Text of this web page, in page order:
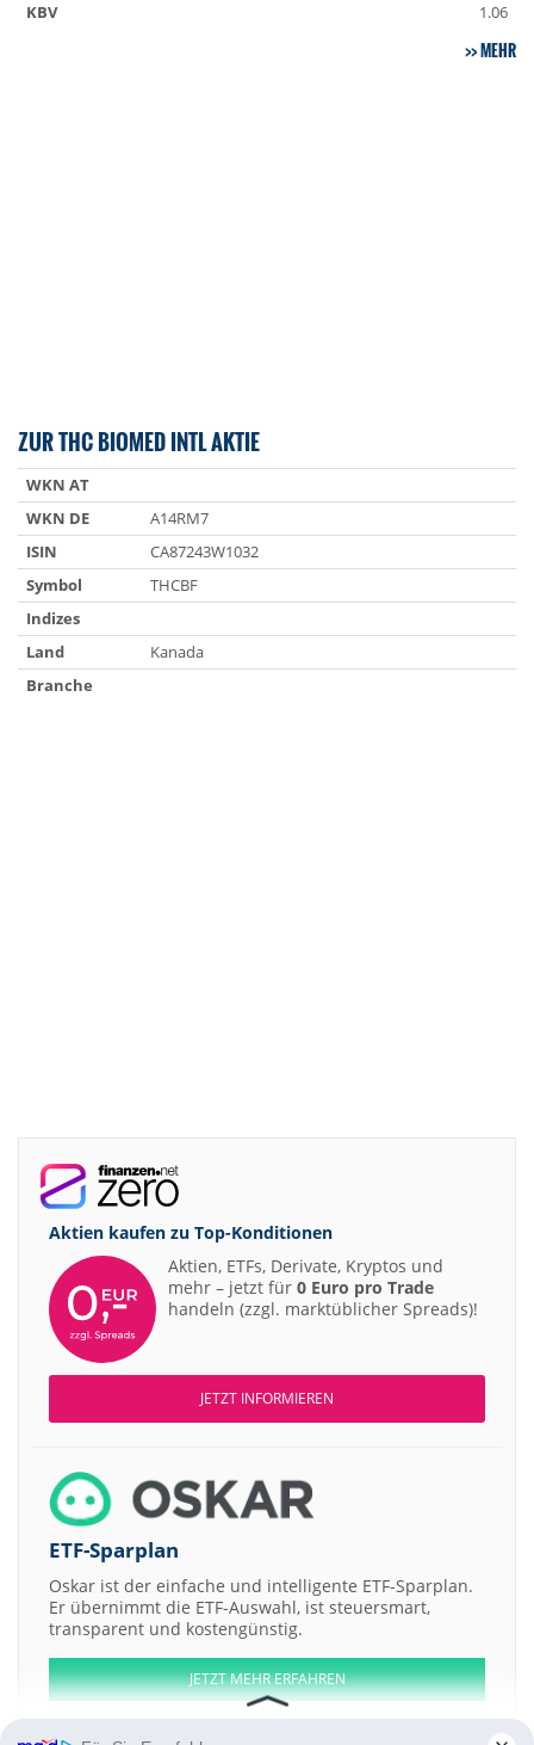
KBV
1.06
MEHR
ZUR THC BIOMED INTL AKTIE
WKN AT
WKN DE
A14RM7
ISIN
CA87243W1032
Symbol
THCBF
Indizes
Land
Kanada
Branche
Aktien kaufen zu Top-Konditionen
Aktien, ETFs, Derivate, Kryptos und
mehr – jetzt für 0 Euro pro Trade
handeln (zzgl. marktüblicher Spreads)!
JETZT INFORMIEREN
ETF-Sparplan
Oskar ist der einfache und intelligente ETF-Sparplan.
Er übernimmt die ETF-Auswahl, ist steuersmart,
transparent und kostengünstig.
JETZT MEHR ERFAHREN